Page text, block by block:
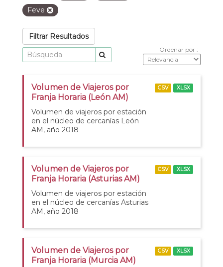
Feve
Filtrar Resultados
Ordenar por
Volumen de Viajeros por
Franja Horaria (León AM)
Volumen de viajeros por estación
en el núcleo de cercanías León
AM, año 2018
CSV XLSX
Volumen de Viajeros por
Franja Horaria (Asturias AM)
Volumen de viajeros por estación
en el núcleo de cercanías Asturias
AM, año 2018
CSV XLSX
Volumen de Viajeros por
Franja Horaria (Murcia AM)
CSV XLSX